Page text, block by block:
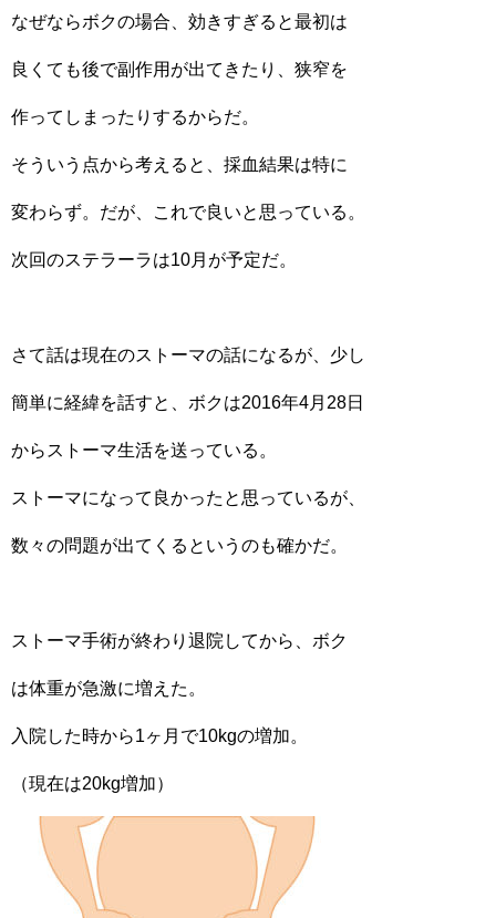
なぜならボクの場合、効きすぎると最初は
良くても後で副作用が出てきたり、狭窄を
作ってしまったりするからだ。
そういう点から考えると、採血結果は特に
変わらず。だが、これで良いと思っている。
次回のステラーラは10月が予定だ。
さて話は現在のストーマの話になるが、少し
簡単に経緯を話すと、ボクは2016年4月28日
からストーマ生活を送っている。
ストーマになって良かったと思っているが、
数々の問題が出てくるというのも確かだ。
ストーマ手術が終わり退院してから、ボク
は体重が急激に増えた。
入院した時から1ヶ月で10kgの増加。
（現在は20kg増加）